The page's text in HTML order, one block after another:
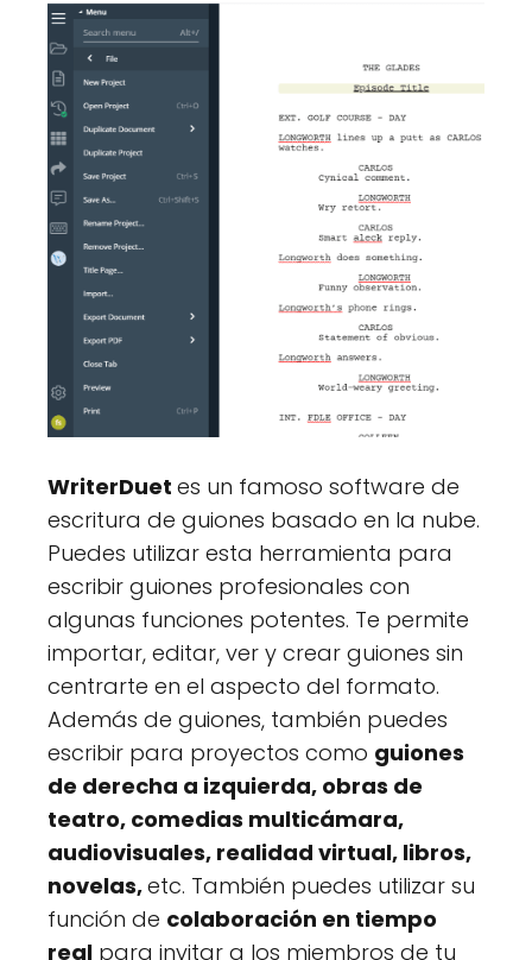
WriterDuet es un famoso software de
escritura de guiones basado en la nube.
Puedes utilizar esta herramienta para
escribir guiones profesionales con
algunas funciones potentes. Te permite
importar, editar, ver y crear guiones sin
centrarte en el aspecto del formato.
Además de guiones, también puedes
escribir para proyectos como guiones
de derecha a izquierda, obras de
teatro, comedias multicámara,
audiovisuales, realidad virtual, libros,
novelas,etc. También puedes utilizar su
función de colaboración en tiempo
real para invitar a los miembros de tu